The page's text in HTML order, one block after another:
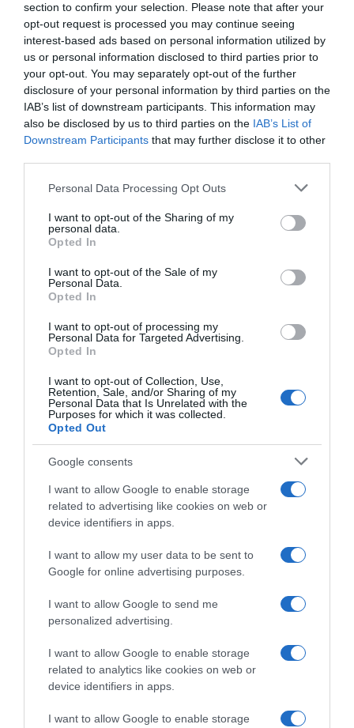
section to confirm your selection. Please note that after your
opt-out request is processed you may continue seeing
interest-based ads based on personal information utilized by
us or personal information disclosed to third parties prior to
your opt-out. You may separately opt-out of the further
disclosure of your personal information by third parties on the
IAB’s list of downstream participants. This information may
also be disclosed by us to third parties on the IAB’s List of
Downstream Participants that may further disclose it to other
Please note that this website/app uses one or more Google
not limited to your visit or usage behaviour. You may click to
grant or deny consent to Google and its third-party tags to
use your data for below specified purposes in below Google
consent section.
Personal Data Processing Opt Outs
I want to opt-out of the Sharing of my
personal data.
Opted In
I want to opt-out of the Sale of my
Personal Data.
Opted In
I want to opt-out of processing my
Personal Data for Targeted Advertising.
Opted In
I want to opt-out of Collection, Use,
Retention, Sale, and/or Sharing of my
Personal Data that Is Unrelated with the
Purposes for which it was collected.
Opted Out
Google consents
I want to allow Google to enable storage
related to advertising like cookies on web or
device identifiers in apps.
I want to allow my user data to be sent to
Google for online advertising purposes.
I want to allow Google to send me
personalized advertising.
I want to allow Google to enable storage
related to analytics like cookies on web or
device identifiers in apps.
I want to allow Google to enable storage
ΣΧΟΛΙΑ